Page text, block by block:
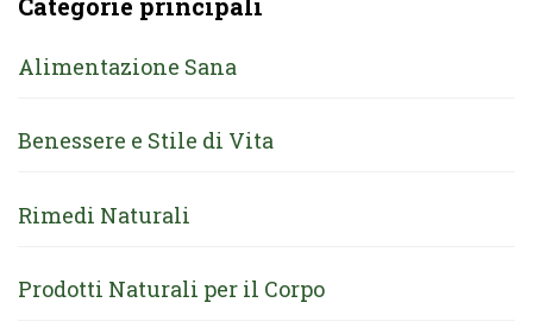
Alimentazione Sana
Benessere e Stile di Vita
Rimedi Naturali
Prodotti Naturali per il Corpo